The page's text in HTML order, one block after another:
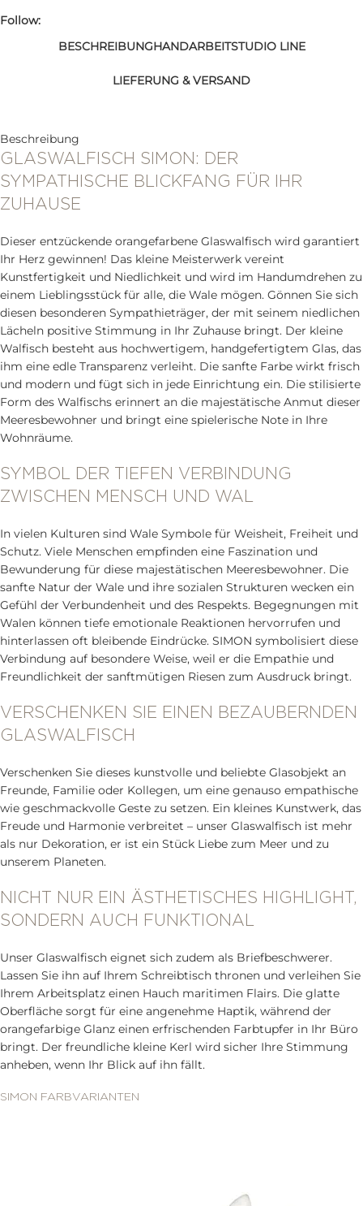
Follow:
BESCHREIBUNGHANDARBEITSTUDIO LINE
LIEFERUNG & VERSAND
Beschreibung
GLASWALFISCH SIMON: DER
SYMPATHISCHE BLICKFANG FÜR IHR
ZUHAUSE
Dieser entzückende orangefarbene Glaswalfisch wird garantiert
Ihr Herz gewinnen! Das kleine Meisterwerk vereint
Kunstfertigkeit und Niedlichkeit und wird im Handumdrehen zu
einem Lieblingsstück für alle, die Wale mögen. Gönnen Sie sich
diesen besonderen Sympathieträger, der mit seinem niedlichen
Lächeln positive Stimmung in Ihr Zuhause bringt. Der kleine
Walfisch besteht aus hochwertigem, handgefertigtem Glas, das
ihm eine edle Transparenz verleiht. Die sanfte Farbe wirkt frisch
und modern und fügt sich in jede Einrichtung ein. Die stilisierte
Form des Walfischs erinnert an die majestätische Anmut dieser
Meeresbewohner und bringt eine spielerische Note in Ihre
Wohnräume.
SYMBOL DER TIEFEN VERBINDUNG
ZWISCHEN MENSCH UND WAL
In vielen Kulturen sind Wale Symbole für Weisheit, Freiheit und
Schutz. Viele Menschen empfinden eine Faszination und
Bewunderung für diese majestätischen Meeresbewohner. Die
sanfte Natur der Wale und ihre sozialen Strukturen wecken ein
Gefühl der Verbundenheit und des Respekts. Begegnungen mit
Walen können tiefe emotionale Reaktionen hervorrufen und
hinterlassen oft bleibende Eindrücke. SIMON symbolisiert diese
Verbindung auf besondere Weise, weil er die Empathie und
Freundlichkeit der sanftmütigen Riesen zum Ausdruck bringt.
VERSCHENKEN SIE EINEN BEZAUBERNDEN
GLASWALFISCH
Verschenken Sie dieses kunstvolle und beliebte Glasobjekt an
Freunde, Familie oder Kollegen, um eine genauso empathische
wie geschmackvolle Geste zu setzen. Ein kleines Kunstwerk, das
Freude und Harmonie verbreitet – unser Glaswalfisch ist mehr
als nur Dekoration, er ist ein Stück Liebe zum Meer und zu
unserem Planeten.
NICHT NUR EIN ÄSTHETISCHES HIGHLIGHT,
SONDERN AUCH FUNKTIONAL
Unser Glaswalfisch eignet sich zudem als Briefbeschwerer.
Lassen Sie ihn auf Ihrem Schreibtisch thronen und verleihen Sie
Ihrem Arbeitsplatz einen Hauch maritimen Flairs. Die glatte
Oberfläche sorgt für eine angenehme Haptik, während der
orangefarbige Glanz einen erfrischenden Farbtupfer in Ihr Büro
bringt. Der freundliche kleine Kerl wird sicher Ihre Stimmung
anheben, wenn Ihr Blick auf ihn fällt.
SIMON FARBVARIANTEN